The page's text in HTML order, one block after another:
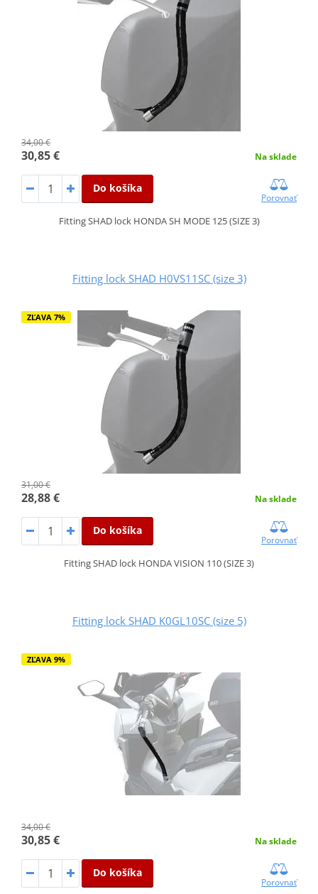
34,00 €
30,85 € Na sklade
Do košíka
Porovnať
Fitting SHAD lock HONDA SH MODE 125 (SIZE 3)
Fitting lock SHAD H0VS11SC (size 3)
ZĽAVA 7%
31,00 €
28,88 € Na sklade
Do košíka
Porovnať
Fitting SHAD lock HONDA VISION 110 (SIZE 3)
Fitting lock SHAD K0GL10SC (size 5)
ZĽAVA 9%
34,00 €
30,85 € Na sklade
Do košíka
Porovnať